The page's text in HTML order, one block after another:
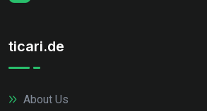
ticari.de
About Us